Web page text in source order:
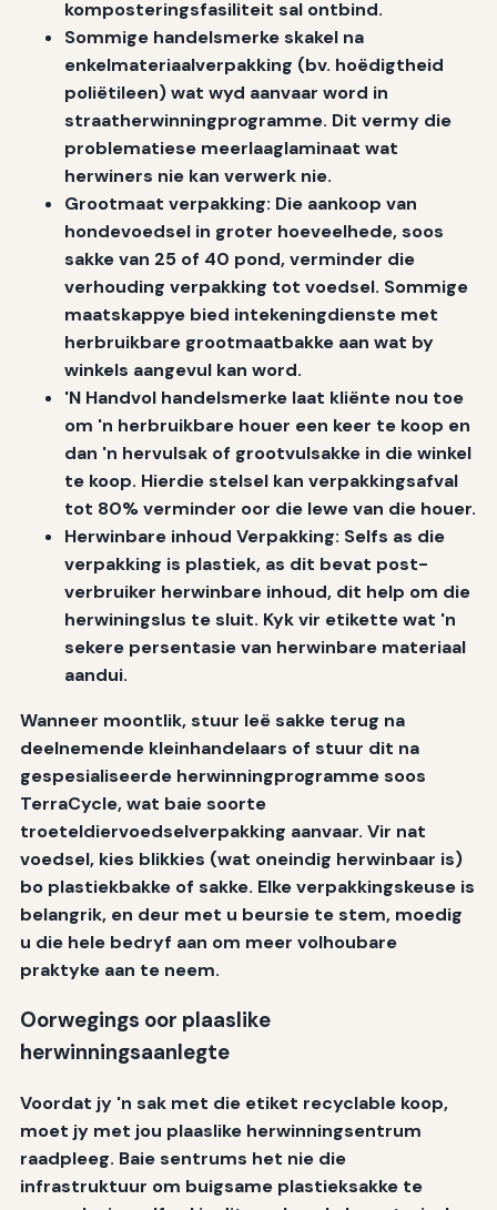
komposteringsfasiliteit sal ontbind.
Sommige handelsmerke skakel na
enkelmateriaalverpakking (bv. hoëdigtheid
poliëtileen) wat wyd aanvaar word in
straatherwinningprogramme. Dit vermy die
problematiese meerlaaglaminaat wat
herwiners nie kan verwerk nie.
Grootmaat verpakking: Die aankoop van
hondevoedsel in groter hoeveelhede, soos
sakke van 25 of 40 pond, verminder die
verhouding verpakking tot voedsel. Sommige
maatskappye bied intekeningdienste met
herbruikbare grootmaatbakke aan wat by
winkels aangevul kan word.
'N Handvol handelsmerke laat kliënte nou toe
om 'n herbruikbare houer een keer te koop en
dan 'n hervulsak of grootvulsakke in die winkel
te koop. Hierdie stelsel kan verpakkingsafval
tot 80% verminder oor die lewe van die houer.
Herwinbare inhoud Verpakking: Selfs as die
verpakking is plastiek, as dit bevat post-
verbruiker herwinbare inhoud, dit help om die
herwiningslus te sluit. Kyk vir etikette wat 'n
sekere persentasie van herwinbare materiaal
aandui.
Wanneer moontlik, stuur leë sakke terug na
deelnemende kleinhandelaars of stuur dit na
gespesialiseerde herwinningprogramme soos
TerraCycle, wat baie soorte
troeteldiervoedselverpakking aanvaar. Vir nat
voedsel, kies blikkies (wat oneindig herwinbaar is)
bo plastiekbakke of sakke. Elke verpakkingskeuse is
belangrik, en deur met u beursie te stem, moedig
u die hele bedryf aan om meer volhoubare
praktyke aan te neem.
Oorwegings oor plaaslike
herwinningsaanlegte
Voordat jy 'n sak met die etiket recyclable koop,
moet jy met jou plaaslike herwinningsentrum
raadpleeg. Baie sentrums het nie die
infrastruktuur om buigsame plastieksakke te